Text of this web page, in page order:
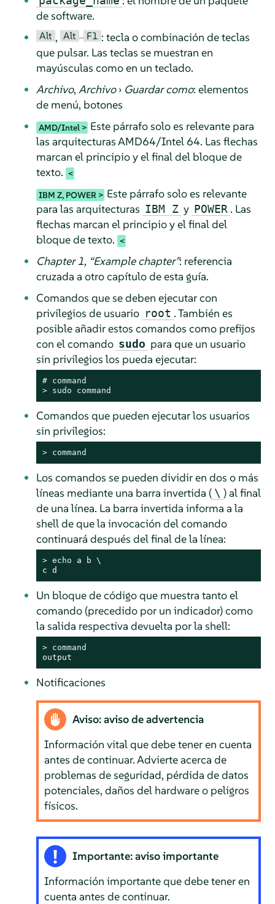
de software.
Alt , Alt – F1 : tecla o combinación de teclas
que pulsar. Las teclas se muestran en
mayúsculas como en un teclado.
Archivo, Archivo› Guardar como: elementos
de menú, botones
AMD/Intel
Este párrafo solo es relevante para
las arquitecturas AMD64/Intel 64. Las flechas
marcan el principio y el final del bloque de
texto.
IBM Z, POWER
Este párrafo solo es relevante
para las arquitecturas IBM Z y POWER . Las
flechas marcan el principio y el final del
bloque de texto.
Chapter 1, “Example chapter”: referencia
cruzada a otro capítulo de esta guía.
Comandos que se deben ejecutar con
privilegios de usuario root . También es
posible añadir estos comandos como prefijos
con el comando sudo para que un usuario
sin privilegios los pueda ejecutar:
# command
> sudo command
Comandos que pueden ejecutar los usuarios
sin privilegios:
> command
Los comandos se pueden dividir en dos o más
líneas mediante una barra invertida ( \ ) al final
de una línea. La barra invertida informa a la
shell de que la invocación del comando
continuará después del final de la línea:
> echo a b \
c d
Un bloque de código que muestra tanto el
comando (precedido por un indicador) como
la salida respectiva devuelta por la shell:
> command
output
Notificaciones
Aviso: aviso de advertencia
Información vital que debe tener en cuenta
antes de continuar. Advierte acerca de
problemas de seguridad, pérdida de datos
potenciales, daños del hardware o peligros
físicos.
Importante: aviso importante
Información importante que debe tener en
cuenta antes de continuar.